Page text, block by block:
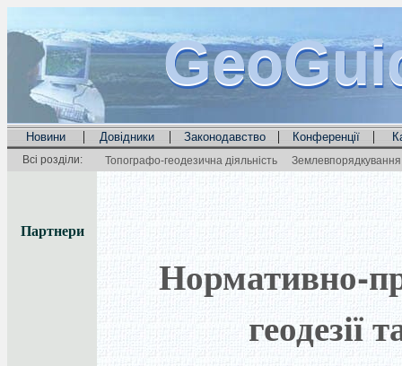
Новини | Довідники | Законодавство | Конференції |
Всі розділи: Топографо-геодезична діяльність
Партнери
Нормативно-
геодезії